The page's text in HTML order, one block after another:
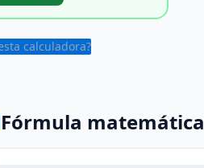
calculadora?
Fórmula matemática